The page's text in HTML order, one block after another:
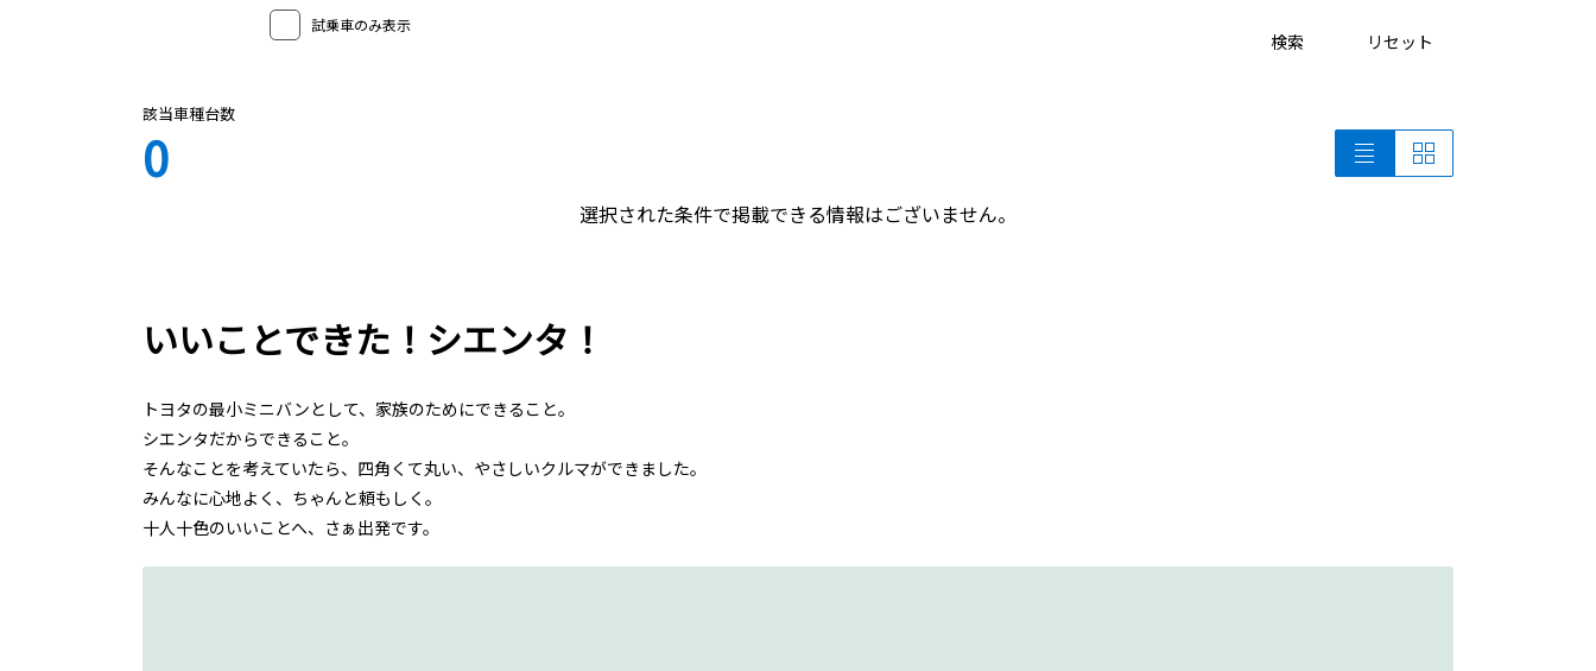
試乗車のみ表示
検索 リセット
該当車種台数
0
選択された条件で掲載できる情報はございません。
いいことできた！シエンタ！
トヨタの最小ミニバンとして、家族のためにできること。
シエンタだからできること。
そんなことを考えていたら、四角くて丸い、やさしいクルマができました。
みんなに心地よく、ちゃんと頼もしく。
十人十色のいいことへ、さぁ出発です。